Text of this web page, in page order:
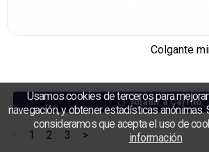
Colgante
Añadir a Carrito
1 2 3 >
Usamos cookies de terceros para
navegación, y obtener estadísticas anónimas.
consideramos que acepta el uso de
información